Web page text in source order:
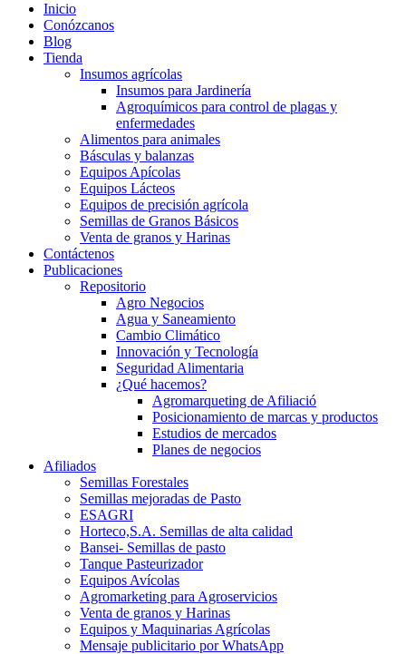
Inicio
Conózcanos
Blog
Tienda
Insumos agrícolas
Insumos para Jardinería
Agroquímicos para control de plagas y
enfermedades
Alimentos para animales
Básculas y balanzas
Equipos Apícolas
Equipos Lácteos
Equipos de precisión agrícola
Semillas de Granos Básicos
Venta de granos y Harinas
Contáctenos
Publicaciones
Repositorio
Agro Negocios
Agua y Saneamiento
Cambio Climático
Innovación y Tecnología
Seguridad Alimentaria
¿Qué hacemos?
Agromarqueting de Afiliació
Posicionamiento de marcas y productos
Estudios de mercados
Planes de negocios
Afiliados
Semillas Forestales
Semillas mejoradas de Pasto
ESAGRI
Horteco,S.A. Semillas de alta calidad
Bansei- Semillas de pasto
Tanque Pasteurizador
Equipos Avícolas
Agromarketing para Agroservicios
Venta de granos y Harinas
Equipos y Maquinarias Agrícolas
Mensaje publicitario por WhatsApp